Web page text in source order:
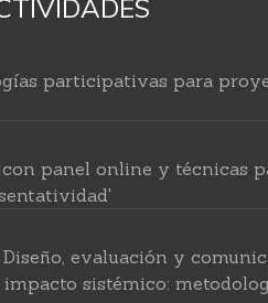
participativas para
con panel online y técnicas
evaluación y
sistémico: